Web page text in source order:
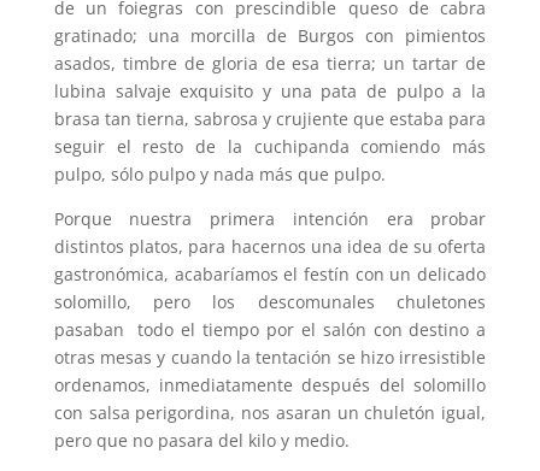
de un foiegras con prescindible queso de cabra
gratinado; una morcilla de Burgos con pimientos
asados, timbre de gloria de esa tierra; un tartar de
lubina salvaje exquisito y una pata de pulpo a la
brasa tan tierna, sabrosa y crujiente que estaba para
seguir el resto de la cuchipanda comiendo más
pulpo, sólo pulpo y nada más que pulpo.
Porque nuestra primera intención era probar
distintos platos, para hacernos una idea de su oferta
gastronómica, acabaríamos el festín con un delicado
solomillo, pero los descomunales chuletones
pasaban todo el tiempo por el salón con destino a
otras mesas y cuando la tentación se hizo irresistible
ordenamos, inmediatamente después del solomillo
con salsa perigordina, nos asaran un chuletón igual,
pero que no pasara del kilo y medio.